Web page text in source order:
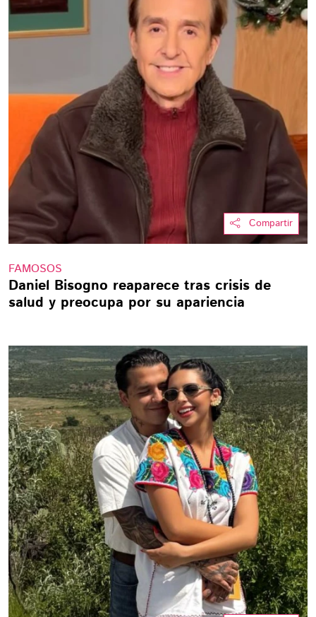
Compartir
FAMOSOS
Daniel Bisogno reaparece tras crisis de
salud y preocupa por su apariencia